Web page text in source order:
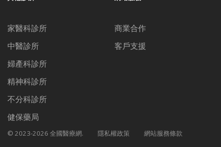
家醫科診所
中醫診所
婦產科診所
精神科診所
不分科診所
健保藥局
商業合作
客戶支援
© 2023-2026 全國醫療網. 隱私權政策 網站服務條款